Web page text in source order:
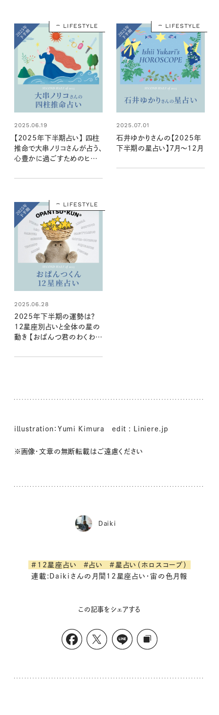
LIFESTYLE
2025.06.19
【2025年下半期占い】 四柱
推命で大串ノリコさんが占う、
心豊かに過ごすためのヒント
LIFESTYLE
2025.07.01
石井ゆかりさんの【2025年
下半期の星占い】7月～12月
LIFESTYLE
2025.06.28
2025年下半期の運勢は？
12星座別占いと全体の星の
動き 【おぱんつ君のわくわく
illustration：Yumi Kimura edit : Liniere.jp
※画像・文章の無断転載はご遠慮ください
Daiki
#12星座占い #占い
#星占い（ホロスコープ）
連載:Daikiさんの月間12星座占い・宙の色月報
この記事をシェアする